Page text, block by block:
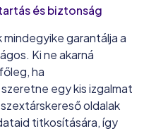
és biztonság
garantálja a
Ki ne akarná
ha
egy kis izgalmat
oldalak
titkosítására, így